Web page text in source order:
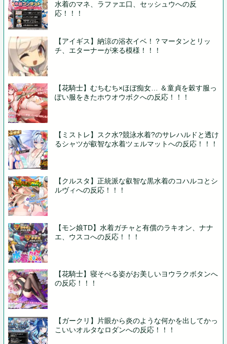
水着のマネ、ラファエ口、セッシュウへの反
応！！！
【アイギス】納涼の浴衣イベ！？マータンとリッ
チ、エターナーが来る模様！！！
【花騎士】むちむち×ほぼ痴女… ＆童貞を穀す服っ
ぽい服をきたホウオウボクへの反応！！！
【ミストレ】スク水?競泳水着?のサレハルドと透け
るシャツが叡智な水着ツェルマットへの反応！！！
【クルスタ】正統派な叡智な黒水着のコハルコとシ
ルヴィへの反応！！！
【モン娘TD】水着ガチャと有償のラキオン、ナナ
エ、ウスコへの反応！！！
【花騎士】寝そべる姿がお美しいヨウラクボタンへ
の反応！！！
【ガークリ】片眼から炎のような何かを出してかっ
こいいオルタなロダンへの反応！！！